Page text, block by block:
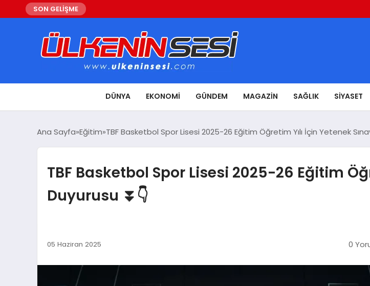
SON GELİŞME
DÜNYA EKONOMI GÜNDEM MAGAZIN SAĞLIK SIYASET
Ana Sayfa Eğitim TBF Basketbol Spor Lisesi 2025-26 Eğitim Öğretim Yılı İçin Yetenek
TBF Basketbol Spor Lisesi 2025-26 Eğitim
Duyurusu ⏬👇
05 Haziran 2025 0